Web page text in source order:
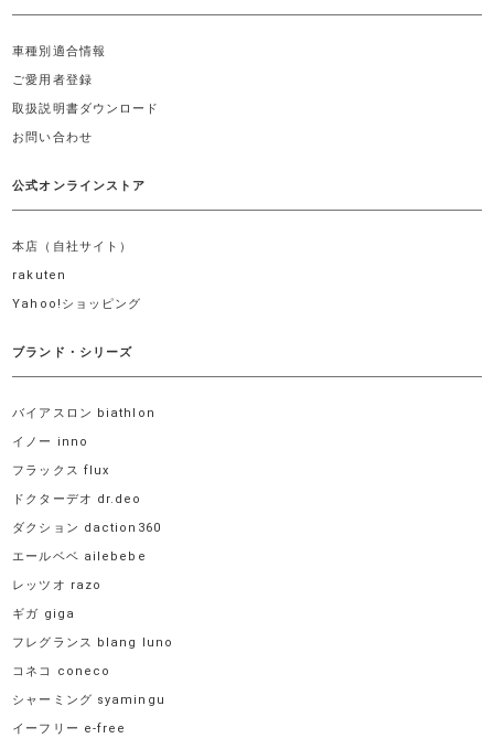
車種別適合情報
ご愛用者登録
取扱説明書ダウンロード
お問い合わせ
公式オンラインストア
本店（自社サイト）
rakuten
Yahoo!ショッピング
ブランド・シリーズ
バイアスロン biathlon
イノー inno
フラックス flux
ドクターデオ dr.deo
ダクション daction360
エールベベ ailebebe
レッツオ razo
ギガ giga
フレグランス blang luno
コネコ coneco
シャーミング syamingu
イーフリー e-free